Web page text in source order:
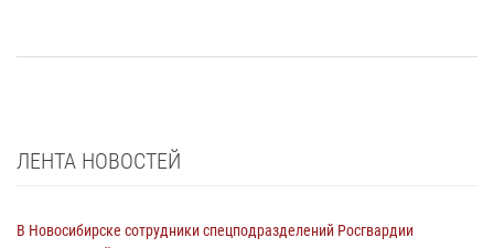
ЛЕНТА НОВОСТЕЙ
В Новосибирске сотрудники спецподразделений Росгвардии